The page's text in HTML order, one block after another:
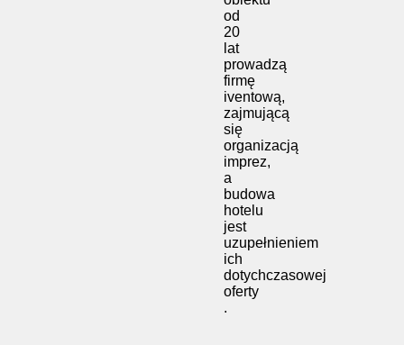
od
20
lat
prowadzą
firmę
iventową,
zajmującą
się
organizacją
imprez,
a
budowa
hotelu
jest
uzupełnieniem
ich
dotychczasowej
oferty
.